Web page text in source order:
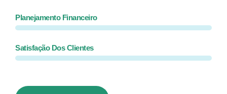
Planejamento Financeiro
Satisfação Dos Clientes